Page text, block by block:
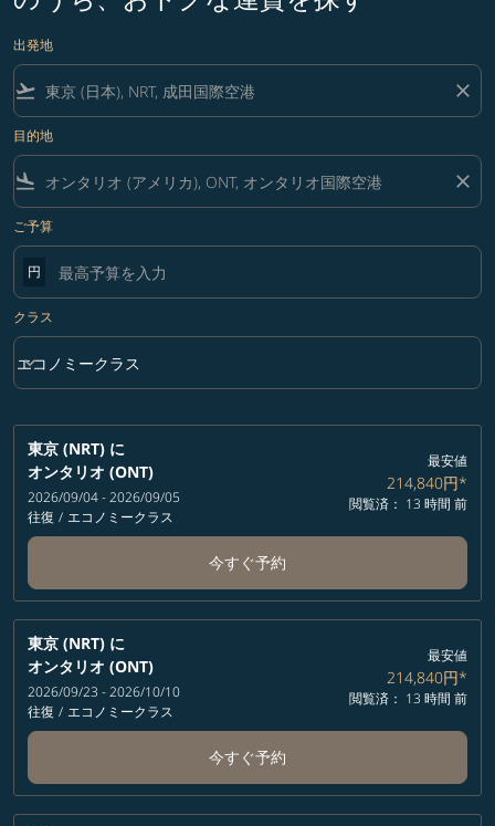
出発地
flight_takeoff close
目的地
flight_land close
ご予算
円
クラス
クラス option エコノミークラス Selected
エコノミークラス
keyboard_arrow_down
東京 (NRT) に
オンタリオ (ONT)
2026/09/04 - 2026/09/05
往復 / エコノミークラス
最安値
214,840円*
閲覧済： 13 時間 前
今すぐ予約
東京 (NRT) に
オンタリオ (ONT)
2026/09/23 - 2026/10/10
往復 / エコノミークラス
最安値
214,840円*
閲覧済： 13 時間 前
今すぐ予約